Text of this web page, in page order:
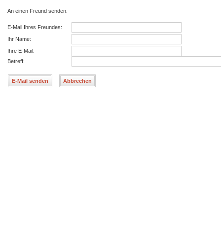
An einen Freund senden.
E-Mail Ihres Freundes:
Ihr Name:
Ihre E-Mail:
Betreff: